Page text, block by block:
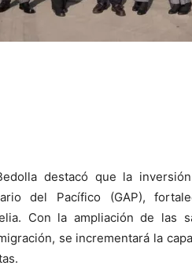
destacó que la
del Pacífico (GAP),
Con la ampliación de las
se incrementará la